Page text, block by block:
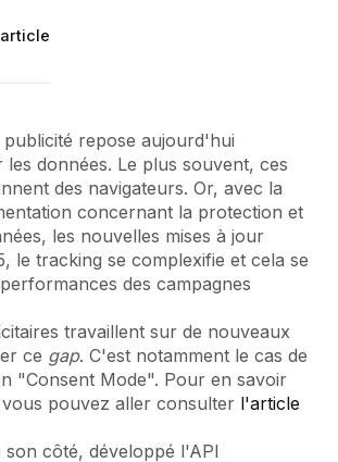
publicité repose aujourd'hui
les données. Le plus souvent, ces
des navigateurs. Or, avec la
concernant la protection et
les nouvelles mises à jour
le tracking se complexifie et cela se
des campagnes
travaillent sur de nouveaux
ce gap. C'est notamment le cas de
"Consent Mode". Pour en savoir
pouvez aller consulter l'article
son côté, développé l'API